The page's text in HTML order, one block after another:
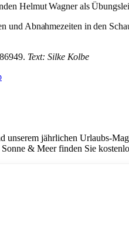
Helmut Wagner als
und Abnahmezeiten in den
Text: Silke Kolbe
unserem jährlichen Urlaubs-
& Meer finden Sie